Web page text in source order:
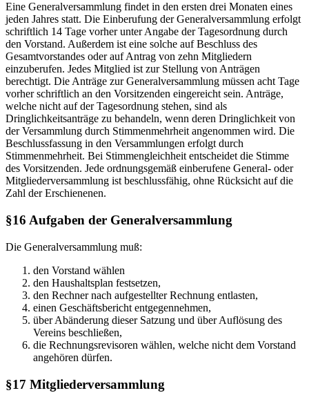
Eine Generalversammlung findet in den ersten drei Monaten eines
jeden Jahres statt. Die Einberufung der Generalversammlung erfolgt
schriftlich 14 Tage vorher unter Angabe der Tagesordnung durch
den Vorstand. Außerdem ist eine solche auf Beschluss des
Gesamtvorstandes oder auf Antrag von zehn Mitgliedern
einzuberufen. Jedes Mitglied ist zur Stellung von Anträgen
berechtigt. Die Anträge zur Generalversammlung müssen acht Tage
vorher schriftlich an den Vorsitzenden eingereicht sein. Anträge,
welche nicht auf der Tagesordnung stehen, sind als
Dringlichkeitsanträge zu behandeln, wenn deren Dringlichkeit von
der Versammlung durch Stimmenmehrheit angenommen wird. Die
Beschlussfassung in den Versammlungen erfolgt durch
Stimmenmehrheit. Bei Stimmengleichheit entscheidet die Stimme
des Vorsitzenden. Jede ordnungsgemäß einberufene General- oder
Mitgliederversammlung ist beschlussfähig, ohne Rücksicht auf die
Zahl der Erschienenen.
§16 Aufgaben der Generalversammlung
Die Generalversammlung muß:
den Vorstand wählen
den Haushaltsplan festsetzen,
den Rechner nach aufgestellter Rechnung entlasten,
einen Geschäftsbericht entgegennehmen,
über Abänderung dieser Satzung und über Auflösung des
Vereins beschließen,
die Rechnungsrevisoren wählen, welche nicht dem Vorstand
angehören dürfen.
§17 Mitgliederversammlung